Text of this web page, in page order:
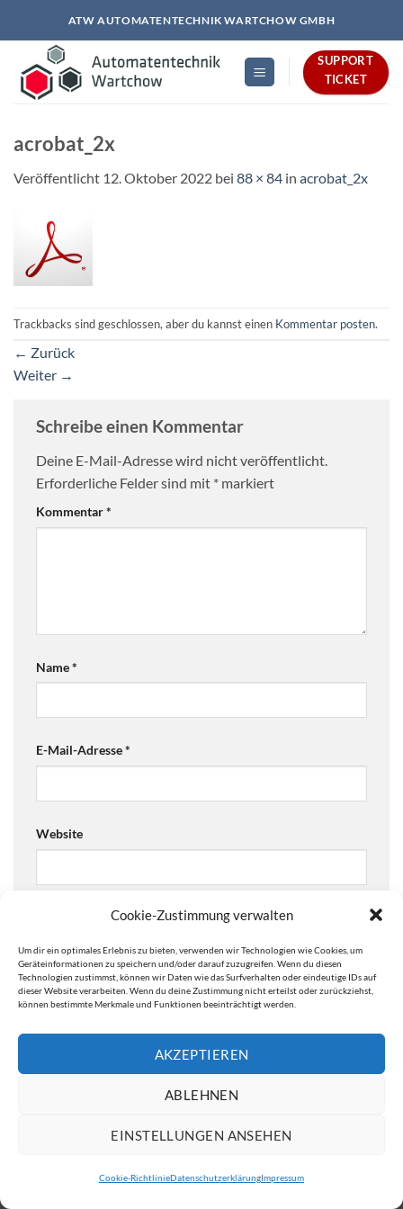
Cookie-Zustimmung verwalten
Um dir ein optimales Erlebnis zu bieten, verwenden wir Technologien wie Cookies, um
Geräteinformationen zu speichern und/oder darauf zuzugreifen. Wenn du diesen
Technologien zustimmst, können wir Daten wie das Surfverhalten oder eindeutige IDs auf
dieser Website verarbeiten. Wenn du deine Zustimmung nicht erteilst oder zurückziehst,
können bestimmte Merkmale und Funktionen beeinträchtigt werden.
AKZEPTIEREN
ABLEHNEN
EINSTELLUNGEN ANSEHEN
Cookie-RichtlinieDatenschutzerklärungImpressum
springen
ATW AUTOMATENTECHNIK WARTCHOW GMBH
SUPPORT
TICKET
acrobat_2x
Veröffentlicht 12. Oktober 2022 bei 88 × 84 in acrobat_2x
Trackbacks sind geschlossen, aber du kannst einen Kommentar posten.
← Zurück
Weiter →
Schreibe einen Kommentar
Deine E-Mail-Adresse wird nicht veröffentlicht.
Erforderliche Felder sind mit * markiert
Kommentar*
Name*
E-Mail-Adresse*
Website
Ja, füge mich zu der Mailingliste hinzu!
Are you human? Please solve:
Copyright 2026 ©ATW Automatentechnik Wartchow GmbH